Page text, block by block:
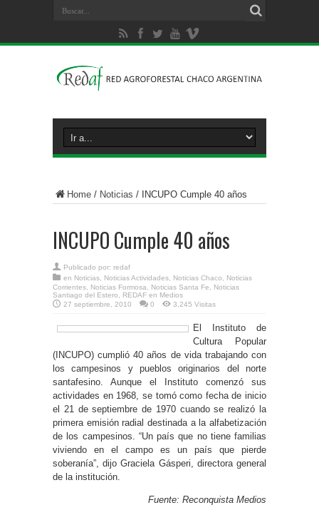
Home / Noticias / INCUPO Cumple 40 años
INCUPO Cumple 40 años
Publicado por: redaf
en Noticias Noticias Actividades Noticias Chaco
Noticias
Corrientes
Noticias Formosa Noticias Santa Fe
Noticias
Santiago del Estero
REDAF en Medios
27 septiembre, 2010
0 3,245 Visitas
El Instituto de
Cultura Popular
(INCUPO) cumplió 40 años de vida trabajando con
los campesinos y pueblos originarios del norte
santafesino. Aunque el Instituto comenzó sus
actividades en 1968, se tomó como fecha de inicio
el 21 de septiembre de 1970 cuando se realizó la
primera emisión radial destinada a la alfabetización
de los campesinos. “Un país que no tiene familias
viviendo en el campo es un país que pierde
soberanía”, dijo Graciela Gásperi, directora general
de la institución.
Fuente: Reconquista Medios